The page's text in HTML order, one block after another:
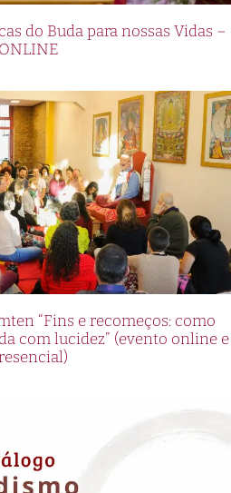
do Buda para nossas Vidas –
ONLINE
“Fins e recomeços: como
com lucidez” (evento online e